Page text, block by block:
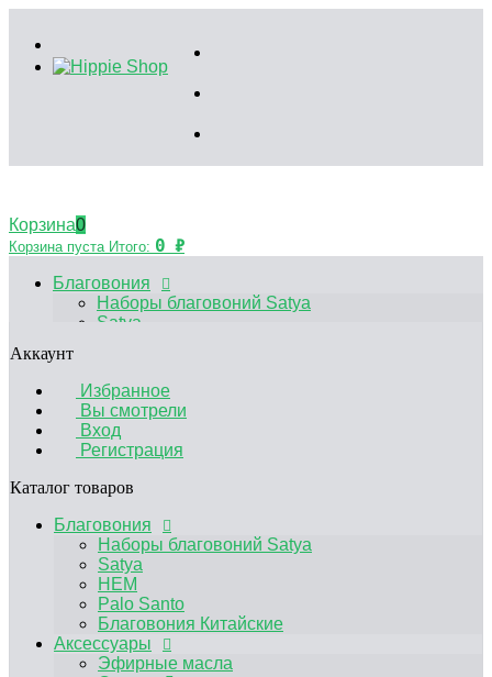
Корзина0
Корзина пуста Итого: 0 ₽
Благовония
Наборы благовоний Satya
Satya
Благовония Китайские
Аксессуары
Эфирные масла
Садики Дзен
Декоративные свечи
Курительные принадлежности
Аромалампы
Подставки под благовония
Прогрессивное растениеводство
Удобрения и стимуляторы
Powder Feeding
CannaBioGen
Growth Technology
Plagron
Аккаунт
Избранное
Вы смотрели
Вход
Регистрация
Каталог товаров
Благовония
Наборы благовоний Satya
Satya
HEM
Palo Santo
Благовония Китайские
Аксессуары
Эфирные масла